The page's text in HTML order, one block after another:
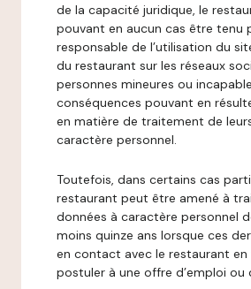
de la capacité juridique, le
pouvant en aucun cas être tenu
responsable de l’utilisation du
du restaurant sur les réseaux
personnes mineures ou
conséquences pouvant en
en matière de traitement de
caractère personnel.
Toutefois, dans certains cas
restaurant peut être amené à
données à caractère personnel
moins quinze ans lorsque ces
en contact avec le restaurant en
postuler à une offre d’emploi ou